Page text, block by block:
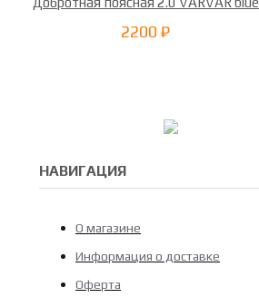
2200 ₽
НАВИГАЦИЯ
О магазине
Информация о доставке
Оферта